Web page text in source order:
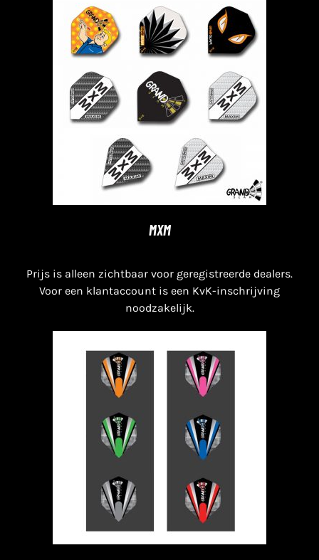
MXM
Prijs is alleen zichtbaar voor geregistreerde dealers.
Voor een klantaccount is een KvK-inschrijving
noodzakelijk.